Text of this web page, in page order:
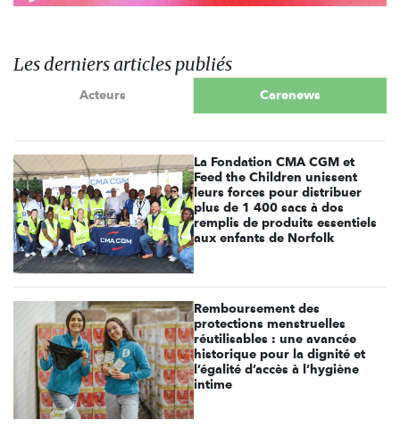
Les derniers articles publiés
Acteurs Carenews
La Fondation CMA CGM et
Feed the Children unissent
leurs forces pour distribuer
plus de 1 400 sacs à dos
remplis de produits essentiels
aux enfants de Norfolk
Remboursement des
protections menstruelles
réutilisables : une avancée
historique pour la dignité et
l’égalité d’accès à l’hygiène
intime